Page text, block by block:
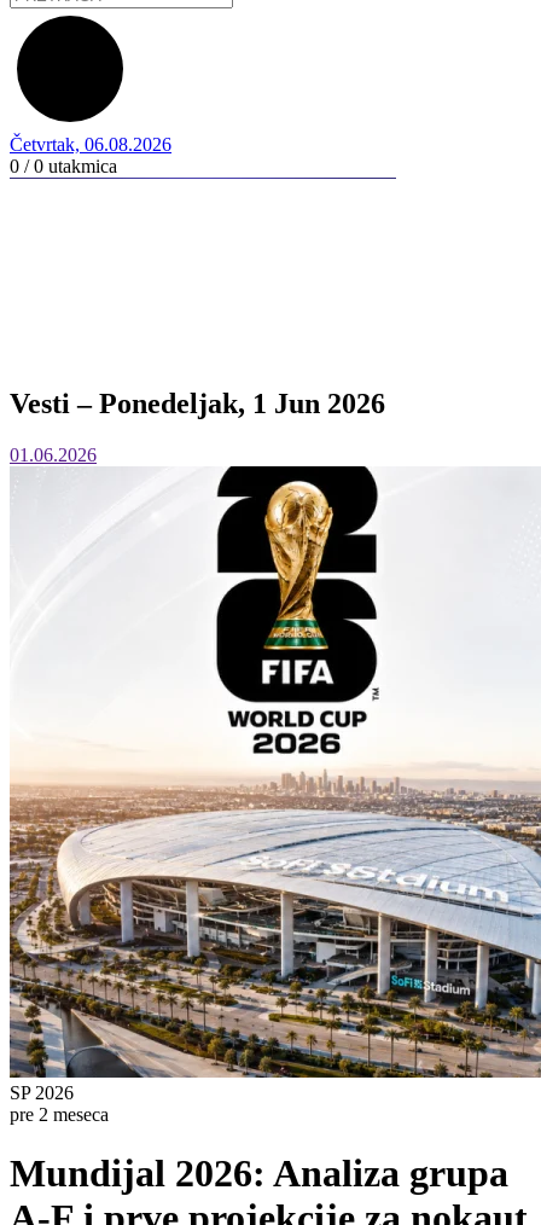
Četvrtak, 06.08.2026
0 / 0 utakmica
Vesti – Ponedeljak, 1 Jun 2026
01.06.2026
SP 2026
pre 2 meseca
Mundijal 2026: Analiza grupa